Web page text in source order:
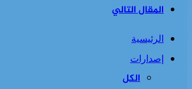
المقال التالي
الرئيسية
إصدارات
الكل